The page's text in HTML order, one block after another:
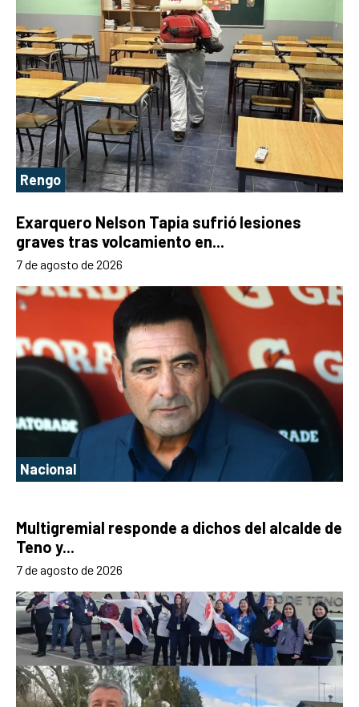
Rengo
Exarquero Nelson Tapia sufrió lesiones
graves tras volcamiento en...
7 de agosto de 2026
Nacional
Multigremial responde a dichos del alcalde de
Teno y...
7 de agosto de 2026